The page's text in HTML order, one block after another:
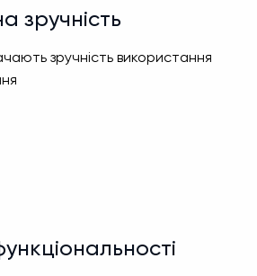
зручність
зручність використання